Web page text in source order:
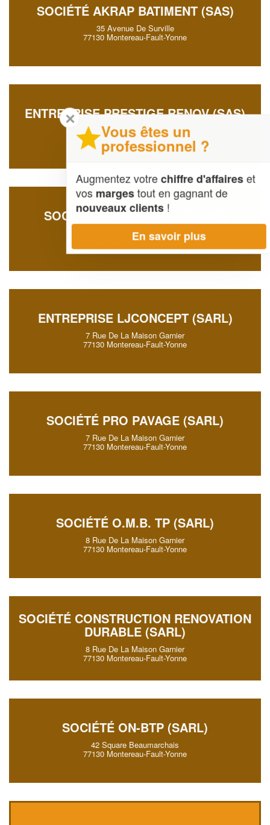
SOCIÉTÉ AKRAP BATIMENT (SAS)
35 Avenue De Surville
77130 Montereau-Fault-Yonne
ENTREPRISE PRESTIGE RENOV (SAS)
11 Rue Jean Lurcat
77130 Montereau-Fault-Yonne
SOCIÉTÉ PARIS BATIR 77 (SAS)
16 Rue De L'yonne
77130 Montereau-Fault-Yonne
ENTREPRISE LJCONCEPT (SARL)
7 Rue De La Maison Garnier
77130 Montereau-Fault-Yonne
SOCIÉTÉ PRO PAVAGE (SARL)
7 Rue De La Maison Garnier
77130 Montereau-Fault-Yonne
SOCIÉTÉ O.M.B. TP (SARL)
8 Rue De La Maison Garnier
77130 Montereau-Fault-Yonne
SOCIÉTÉ CONSTRUCTION RENOVATION
DURABLE (SARL)
8 Rue De La Maison Garnier
77130 Montereau-Fault-Yonne
SOCIÉTÉ ON-BTP (SARL)
42 Square Beaumarchais
77130 Montereau-Fault-Yonne
✕
Vous êtes un
professionnel ?
Augmentez votrechiffre d'affaireset
vosmargestout en gagnant de
nouveaux clients!
En savoir plus